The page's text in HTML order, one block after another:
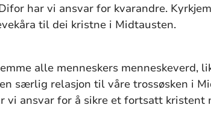
har vi ansvar for kvarandre.
til dei kristne i Midtausten.
alle menneskers menneskeverd,
særlig relasjon til våre trossøsken i
vi ansvar for å sikre et fortsatt